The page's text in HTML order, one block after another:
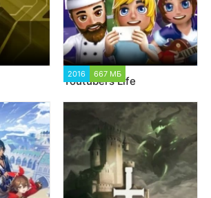
2016 667 МБ
Youtubers Life